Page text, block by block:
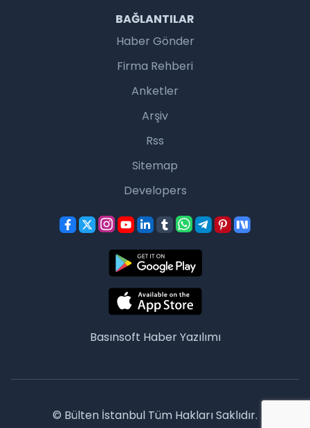
BAĞLANTILAR
Haber Gönder
Firma Rehberi
Anketler
Arşiv
Rss
Sitemap
Developers
Basınsoft Haber Yazılımı
© Bülten İstanbul Tüm Hakları Saklıdır.